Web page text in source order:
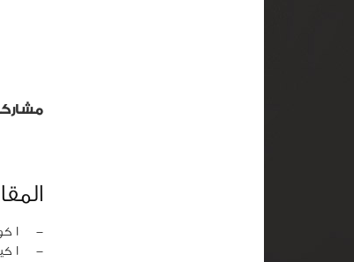
‏-
1 كوب بطيخ مقطع وبدون بذر
‏-
1 كيوي مقشر